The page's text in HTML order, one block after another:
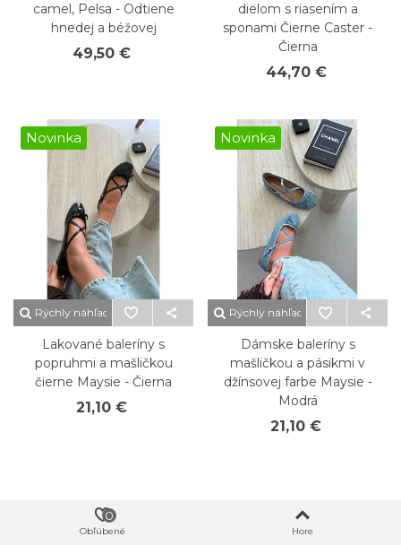
camel, Pelsa - Odtiene
hnedej a béžovej
49,50 €
dielom s riasením a
sponami Čierne Caster -
Čierna
44,70 €
Novinka
Rýchly náhľad
Lakované baleríny s
popruhmi a mašličkou
čierne Maysie - Čierna
21,10 €
Novinka
Rýchly náhľad
Dámske baleríny s
mašličkou a pásikmi v
džínsovej farbe Maysie -
Modrá
21,10 €
Obľúbené
0
Hore